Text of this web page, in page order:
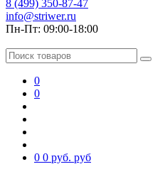
8 (499) 350-87-47
info@striwer.ru
Пн-Пт: 09:00-18:00
0
0
0 0 руб. руб